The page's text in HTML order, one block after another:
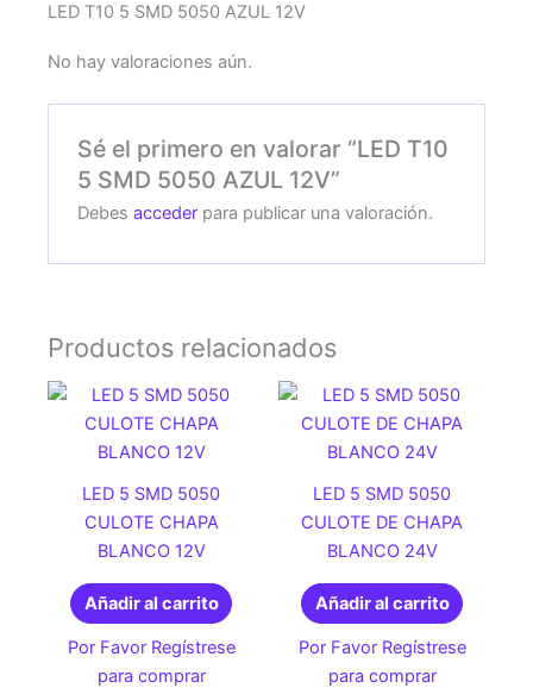
LED T10 5 SMD 5050 AZUL 12V
No hay valoraciones aún.
Sé el primero en valorar “LED T10
5 SMD 5050 AZUL 12V”
Debesacceder para publicar una valoración.
Productos relacionados
LED 5 SMD 5050
CULOTE CHAPA
BLANCO 12V
Añadir al carrito
Por Favor Regístrese
para comprar
LED 5 SMD 5050
CULOTE DE CHAPA
BLANCO 24V
Añadir al carrito
Por Favor Regístrese
para comprar